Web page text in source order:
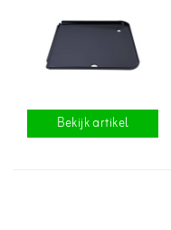
Bekijk artikel